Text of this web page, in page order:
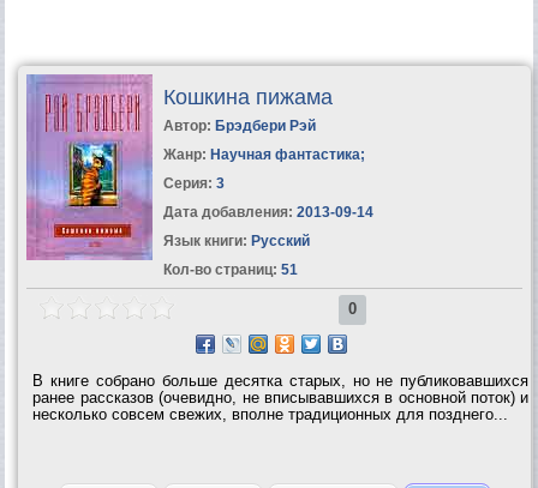
Кошкина пижама
Автор: Брэдбери Рэй
Жанр: Научная фантастика;
Серия: 3
Дата добавления: 2013-09-14
Язык книги: Русский
Кол-во страниц: 51
0
В книге собрано больше десятка старых, но не публиковавшихся
ранее рассказов (очевидно, не вписывавшихся в основной поток) и
несколько совсем свежих, вполне традиционных для позднего...